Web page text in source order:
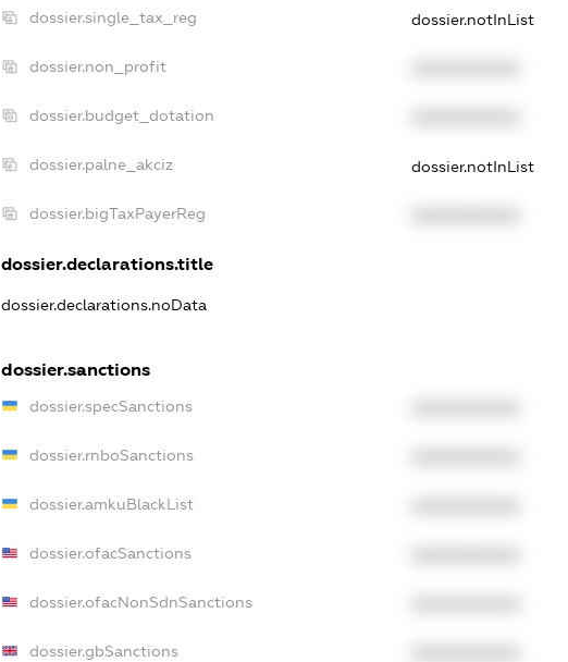
dossier.single_tax_reg dossier.notInList
dossier.non_profit
dossier.budget_dotation
dossier.palne_akciz dossier.notInList
dossier.bigTaxPayerReg
dossier.declarations.title
dossier.declarations.noData
dossier.sanctions
dossier.specSanctions
dossier.rnboSanctions
dossier.amkuBlackList
dossier.ofacSanctions
dossier.ofacNonSdnSanctions
dossier.gbSanctions